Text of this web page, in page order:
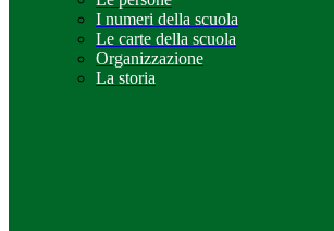
I numeri della scuola
Le carte della scuola
Organizzazione
La storia